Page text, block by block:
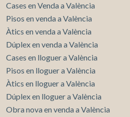
Cases en Venda a València
Pisos en venda a València
Àtics en venda a València
Dúplex en venda a València
Cases en lloguer a València
Pisos en lloguer a València
Àtics en lloguer a València
Dúplex en lloguer a València
Obra nova en venda a València